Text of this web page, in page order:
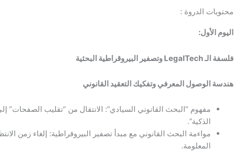
محتويات الدروة :
اليوم الأول:
فلسفة الـ وتصفير البيروقراطية البحثية
هندسة الوصول المعرفي وتفكيك التعقيد القانوني
مفهوم “البحث القانوني السيادي”: الانتقال من “تقليب الصفحات”
الذكية”.
مواءمة البحث القانوني مع مبدأ تصفير البيروقراطية: إلغاء زمن
المعلومة.